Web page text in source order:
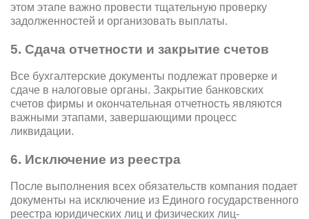
этом этапе важно провести тщательную проверку
задолженностей и организовать выплаты.
5. Сдача отчетности и закрытие счетов
Все бухгалтерские документы подлежат проверке и
сдаче в налоговые органы. Закрытие банковских
счетов фирмы и окончательная отчетность являются
важными этапами, завершающими процесс
ликвидации.
6. Исключение из реестра
После выполнения всех обязательств компания подает
документы на исключение из Единого государственного
реестра юридических лиц и физических лиц-